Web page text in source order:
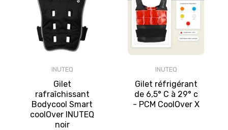
INUTEQ
Gilet
rafraîchissant
Bodycool Smart
coolOver INUTEQ
noir
INUTEQ
Gilet réfrigérant
de 6,5° C à 29° c
- PCM CoolOver X